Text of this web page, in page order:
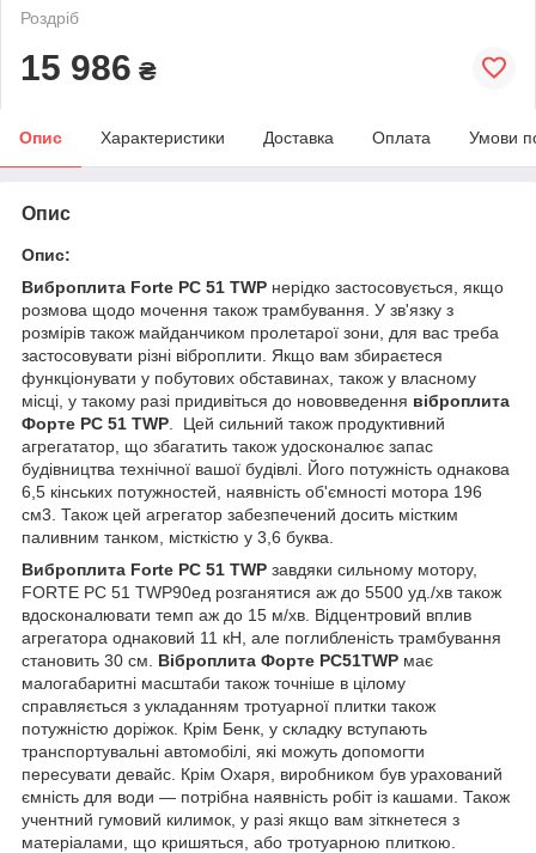
Роздріб
15 986 ₴
Опис Характеристики Доставка Оплата Умови
Опис
Опис:
Виброплита Forte PC 51 TWP нерідко застосовується, якщо
розмова щодо мочення також трамбування. У зв'язку з
розмірів також майданчиком пролетарої зони, для вас треба
застосовувати різні віброплити. Якщо вам збираєтеся
функціонувати у побутових обставинах, також у власному
місці, у такому разі придивіться до нововведення віброплита
Форте PC 51 TWP . Цей сильний також продуктивний
агрегататор, що збагатить також удосконалює запас
будівництва технічної вашої будівлі. Його потужність однакова
6,5 кінських потужностей, наявність об'ємності мотора 196
см3. Також цей агрегатор забезпечений досить містким
паливним танком, місткістю у 3,6 буква.
Виброплита Forte PC 51 TWP завдяки сильному мотору,
FORTE PC 51 TWP90ед розганятися аж до 5500 уд./хв також
вдосконалювати темп аж до 15 м/хв. Відцентровий вплив
агрегатора однаковий 11 кН, але поглибленість трамбування
становить 30 см. Віброплита Форте PC51TWP має
малогабаритні масштаби також точніше в цілому
справляється з укладанням тротуарної плитки також
потужністю доріжок. Крім Бенк, у складку вступають
транспортувальні автомобілі, які можуть допомогти
пересувати девайс. Крім Охаря, виробником був урахований
ємність для води — потрібна наявність робіт із кашами. Також
учентний гумовий килимок, у разі якщо вам зіткнетеся з
матеріалами, що кришяться, або тротуарною плиткою.